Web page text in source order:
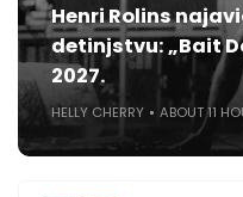
Henri Rolins
detinjstvu: „Bait
2027.
HELLY CHERRY ABOUT 11